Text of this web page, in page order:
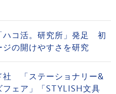
コ活。研究所」発足 初
の開けやすさを研究
社 「ステーショナリー&
フェア」「STYLISH文具